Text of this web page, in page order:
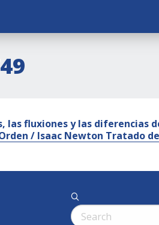
las fluxiones y las diferencias
/ Isaac Newton Tratado
q
Cerca: